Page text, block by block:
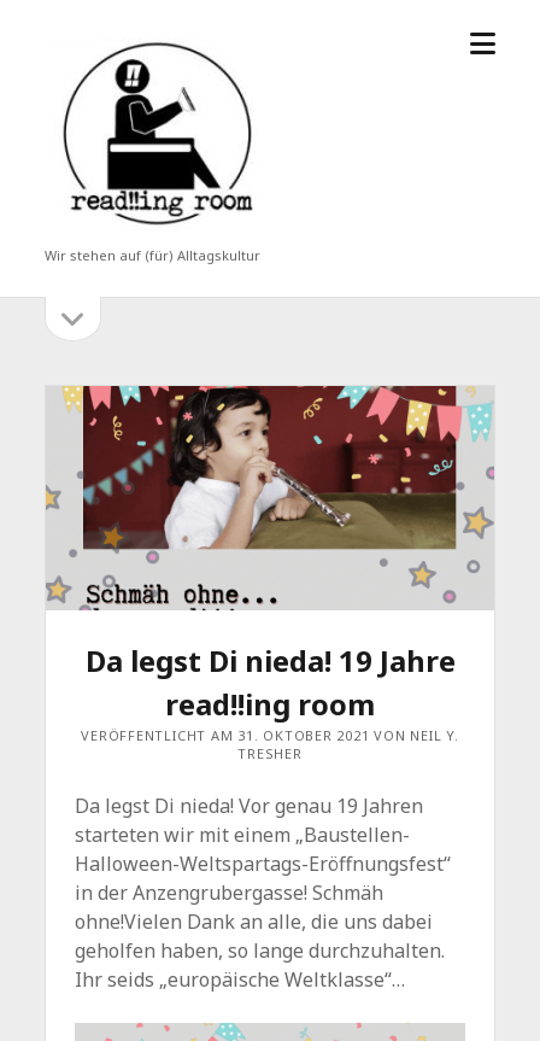
read!!ing
room
Wir stehen auf (für) Alltagskultur
Menü
Seitenleiste
öffnen
Da legst Di nieda! 19 Jahre
read!!ing room
VERÖFFENTLICHT AM 31. OKTOBER 2021 VON NEIL Y.
TRESHER
Da legst Di nieda! Vor genau 19 Jahren
starteten wir mit einem „Baustellen-
Halloween-Weltspartags-Eröffnungsfest“
in der Anzengrubergasse! Schmäh
ohne!Vielen Dank an alle, die uns dabei
geholfen haben, so lange durchzuhalten.
Ihr seids „europäische Weltklasse“…